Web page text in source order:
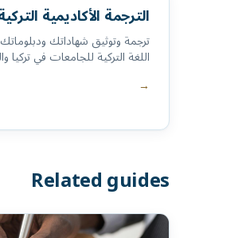
الترجمة الأكاديمية
ترجمة وتوثيق شهاداتك
اللغة التركية للجامعات في تركيا
→
Related guides